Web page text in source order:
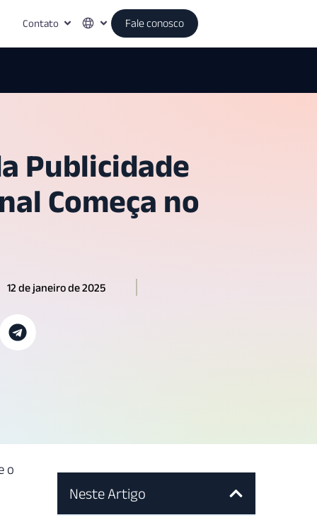
Contato Fale conosco
Publicidade
Começa no
12 de janeiro de 2025
o
Neste Artigo